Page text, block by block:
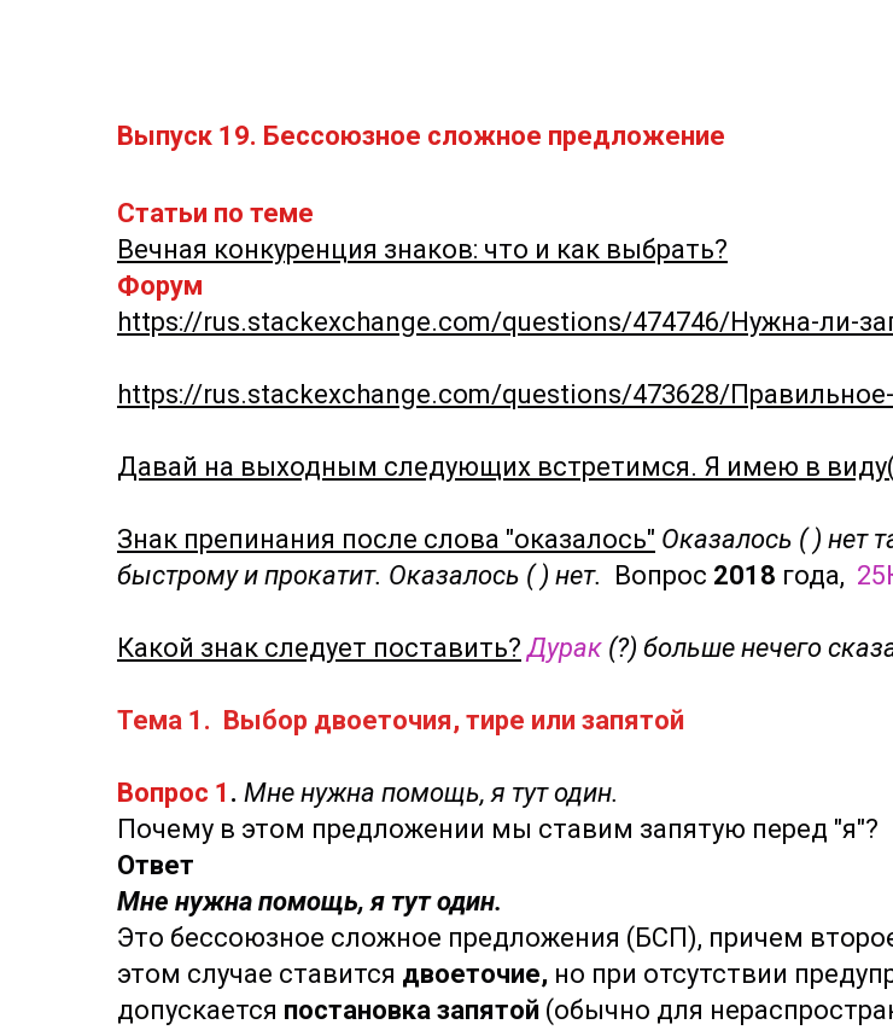
Выпуск 19. Бессоюзное сложное предложение
Статьи по теме
Вечная конкуренция знаков: что и как выбрать?
Форум
https://rus.stackexchange.com/questions/474746/Нужна-ли-
https://rus.stackexchange.com/questions/473628/
Давай на выходным следующих встретимся. Я имею в
Знак препинания после слова "оказалось" Оказалось ( ) нет
быстрому и прокатит. Оказалось ( ) нет. Вопрос 2018 года,
Какой знак следует поставить? Дурак (?) больше нечего
Тема 1. Выбор двоеточия, тире или запятой
Вопрос 1 . Мне нужна помощь, я тут один.
Почему в этом предложении мы ставим запятую перед "я"?
Ответ
Мне нужна помощь, я тут один.
Это бессоюзное сложное предложения (БСП), причем
этом случае ставится двоеточие, но при отсутствии
допускается постановка запятой (обычно для